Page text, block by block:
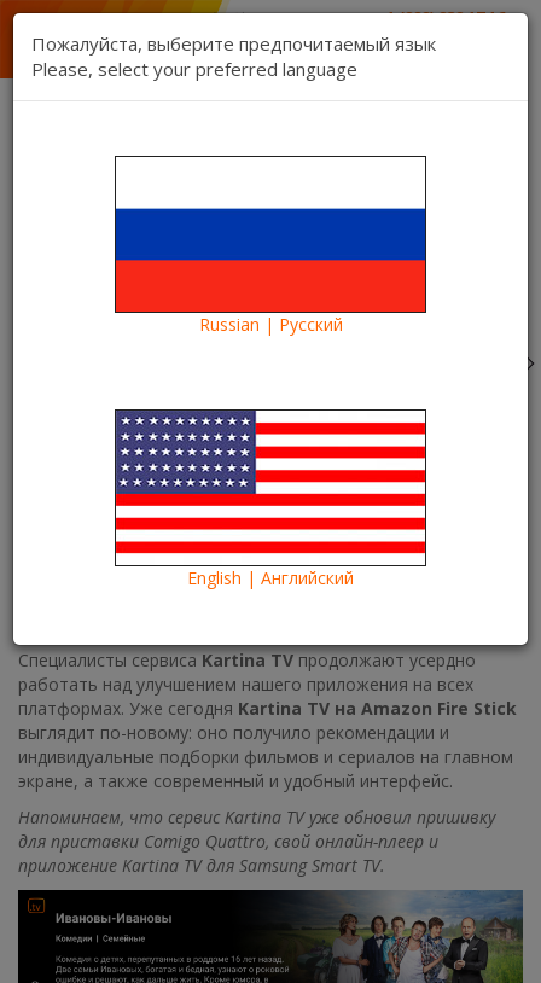
1 (888) 832 17 16
1 (888) 827 06 06
Contact us Register Login
Kartina TV Brooklyn
Categories
Information
Новая версия приложения
Kartina TV на Amazon Fire TV
Kartina TV Brooklyn
Специалисты сервиса Kartina TV продолжают усердно
работать над улучшением нашего приложения на всех
платформах. Уже сегодня Kartina TV на Amazon Fire Stick
выглядит по-новому: оно получило рекомендации и
индивидуальные подборки фильмов и сериалов на главном
экране, а также современный и удобный интерфейс.
Напоминаем, что сервис Kartina TV уже обновил пришивку
для приставки Comigo Quattro, свой онлайн-плеер и
приложение Kartina TV для Samsung Smart TV.
Пожалуйста, выберите предпочитаемый язык
Please, select your preferred language
Russian | Русский
English | Английский